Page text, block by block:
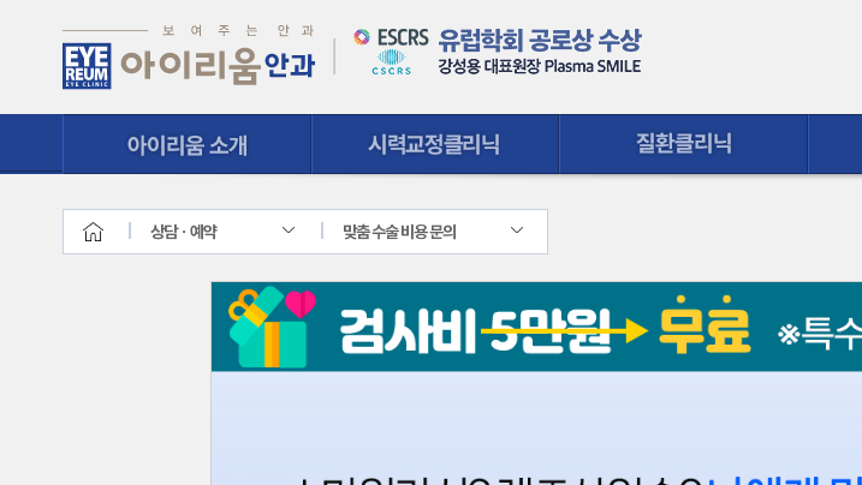
시력교정클리닉 질환클리닉 수술체험
상담ㆍ예약 맞춤 수술 비용 문의